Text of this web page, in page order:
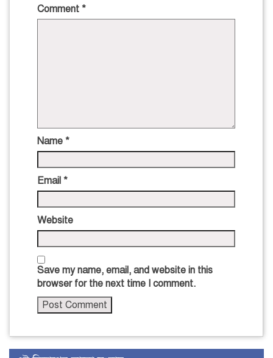
Comment *
Name *
Email *
Website
Save my name, email, and website in this
browser for the next time I comment.